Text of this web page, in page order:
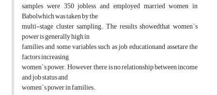
samples were 350 jobless and employed married women in
Babolwhich was taken by the
multi-stage cluster sampling. The results showedthat women`s
power is generally high in
families and some variables such as job, educationand assetare the
factors increasing
women`s power. However, there is no relationship between income
and job status and
women`s power in families.